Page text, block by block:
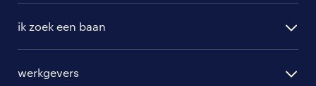
ik zoek een baan
werkgevers